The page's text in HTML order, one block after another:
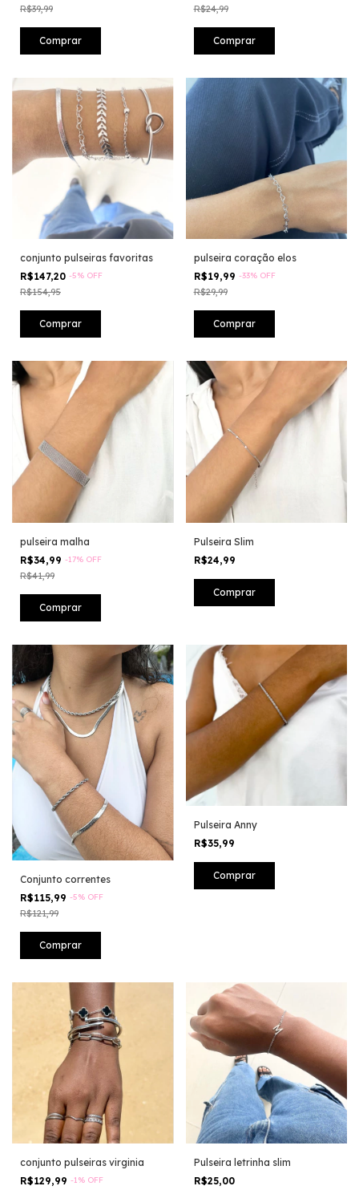
R$39,99 R$24,99
conjunto pulseiras favoritas
R$147,20 -5% OFF
R$154,95
pulseira coração elos
R$19,99 -33% OFF
R$29,99
pulseira malha
R$34,99 -17% OFF
R$41,99
Pulseira Slim
R$24,99
Conjunto correntes
R$115,99 -5% OFF
R$121,99
Pulseira Anny
R$35,99
conjunto pulseiras virginia
R$129,99 -1% OFF
Pulseira letrinha slim
R$25,00